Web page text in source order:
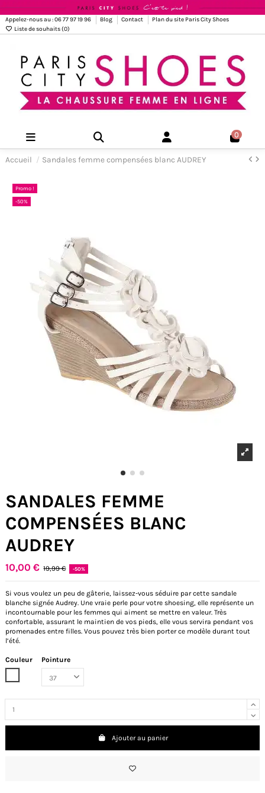
Appelez-nous au : 06 77 97 19 96 Blog Contact
Plan du site Paris City Shoes
Liste de souhaits (0)
0
Accueil Sandales femme compensées blanc AUDREY
Promo !
-50%
SANDALES FEMME
COMPENSÉES BLANC
AUDREY
10,00 € 19,99 € -50%
Si vous voulez un peu de gâterie, laissez-vous séduire par cette sandale
blanche signée Audrey. Une vraie perle pour votre shoesing, elle représente un
incontournable pour les femmes qui aiment se mettre en valeur. Très
confortable, assurant le maintien de vos pieds, elle vous servira pendant vos
promenades entre filles. Vous pouvez très bien porter ce modèle durant tout
l’été.
Couleur
Pointure
Ajouter au panier